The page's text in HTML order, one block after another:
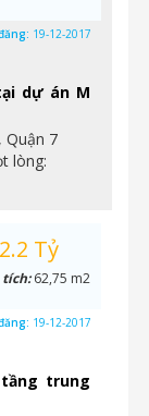
dự án M
Quận 7
lòng:
19-12-2017
tầng trung
2.2 Tỷ
tích:62,75 m2
19-12-2017